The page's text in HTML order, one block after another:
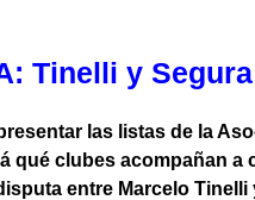
Tinelli y
las listas de la
qué clubes acompañan a
entre Marcelo Tinelli